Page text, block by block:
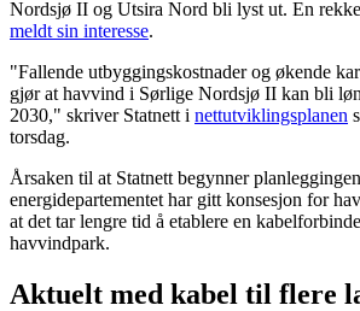
Nordsjø II og Utsira Nord bli lyst ut. En
meldt sin interesse.
"Fallende utbyggingskostnader og økende
gjør at havvind i Sørlige Nordsjø II kan bli
2030," skriver Statnett i nettutviklingsplanen
torsdag.
Årsaken til at Statnett begynner
energidepartementet har gitt konsesjon for
at det tar lengre tid å etablere en
havvindpark.
Aktuelt med kabel til flere